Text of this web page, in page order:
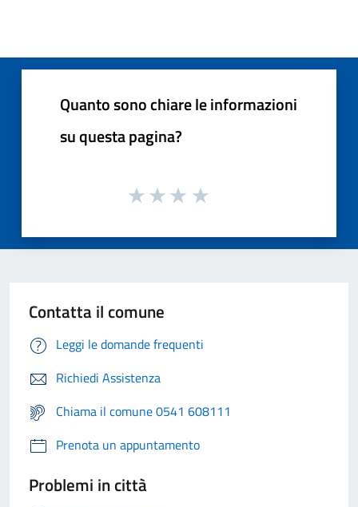
Quanto sono chiare le informazioni
su questa pagina?
Contatta il comune
Leggi le domande frequenti
Richiedi Assistenza
Chiama il comune 0541 608111
Prenota un appuntamento
Problemi in città